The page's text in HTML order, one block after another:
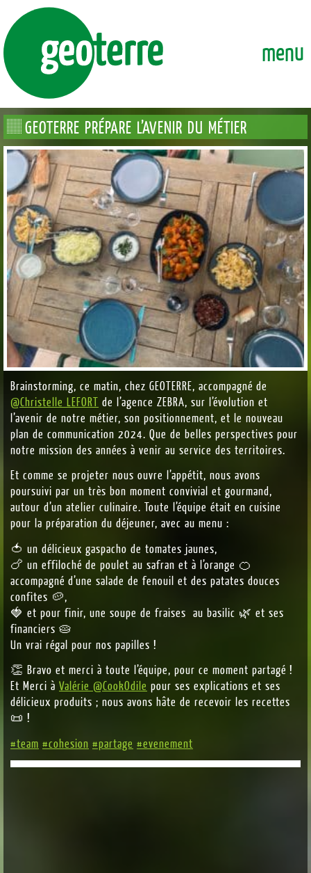
ENSEMBLE, FAÇONNONS DURABLEMENT LA VILLE DE
menu
GEOTERRE PRÉPARE L’AVENIR DU MÉTIER
Brainstorming, ce matin, chez GEOTERRE, accompagné de
@Christelle LEFORT de l’agence ZEBRA, sur l’évolution et
l’avenir de notre métier, son positionnement, et le nouveau
plan de communication 2024. Que de belles perspectives pour
notre mission des années à venir au service des territoires.
Et comme se projeter nous ouvre l’appétit, nous avons
poursuivi par un très bon moment convivial et gourmand,
autour d’un atelier culinaire. Toute l’équipe était en cuisine
pour la préparation du déjeuner, avec au menu :
🍅 un délicieux gaspacho de tomates jaunes,
🍗 un effiloché de poulet au safran et à l’orange 🍊
accompagné d’une salade de fenouil et des patates douces
confites 🥔,
🍓 et pour finir, une soupe de fraises au basilic 🌿 et ses
financiers 🥧
Un vrai régal pour nos papilles !
👏 Bravo et merci à toute l’équipe, pour ce moment partagé !
Et Merci à Valérie @CookOdile pour ses explications et ses
délicieux produits ; nous avons hâte de recevoir les recettes
📜 !
#team #cohesion #partage #evenement